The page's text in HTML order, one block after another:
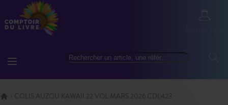
Allez au contenu
Rechercher
Mon
COLIS AUZOU KAWAII 22 VOL MARS 2026 CDL423